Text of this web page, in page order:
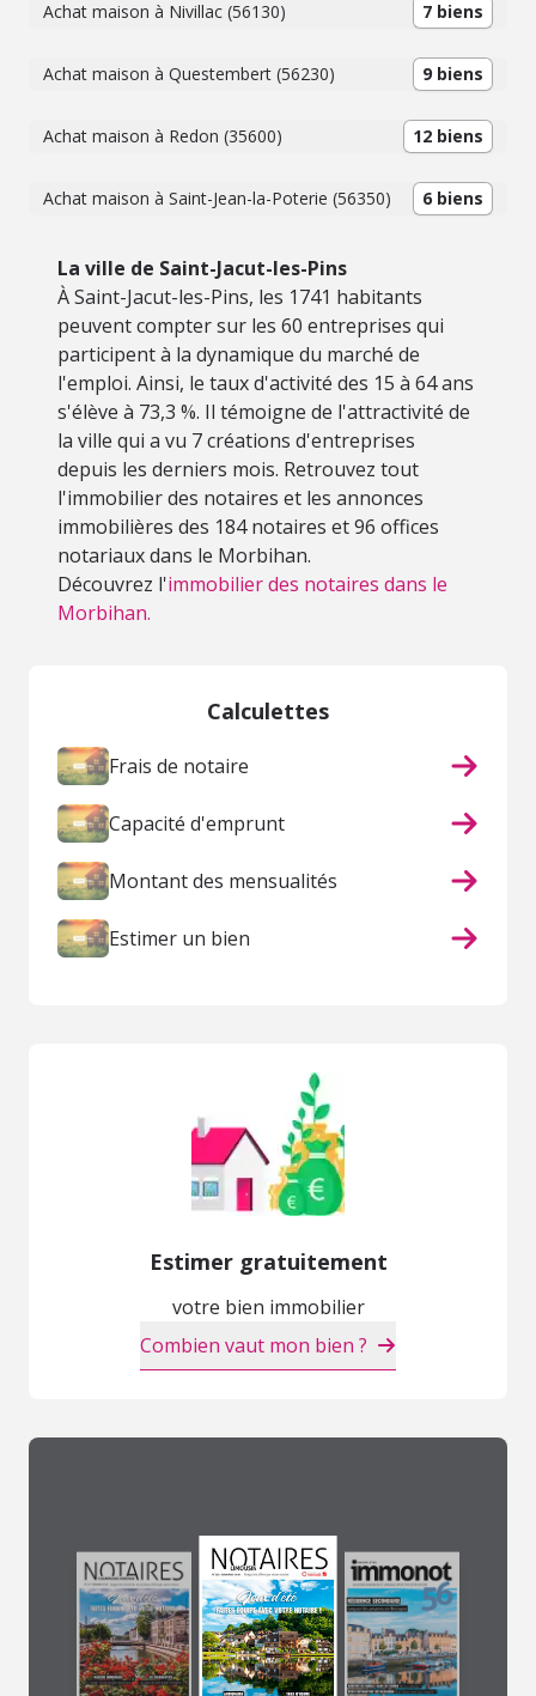
Achat maison à Nivillac (56130) 7 biens
Achat maison à Questembert (56230) 9 biens
Achat maison à Redon (35600) 12 biens
Achat maison à Saint-Jean-la-Poterie (56350) 6 biens
La ville de Saint-Jacut-les-Pins
À Saint-Jacut-les-Pins, les 1741 habitants
peuvent compter sur les 60 entreprises qui
participent à la dynamique du marché de
l'emploi. Ainsi, le taux d'activité des 15 à 64 ans
s'élève à 73,3 %. Il témoigne de l'attractivité de
la ville qui a vu 7 créations d'entreprises
depuis les derniers mois. Retrouvez tout
l'immobilier des notaires et les annonces
immobilières des 184 notaires et 96 offices
notariaux dans le Morbihan.
Découvrez l'immobilier des notaires dans le
Morbihan.
Calculettes
Frais de notaire
Capacité d'emprunt
Montant des mensualités
Estimer un bien
Estimer gratuitement
votre bien immobilier
Combien vaut mon bien ?